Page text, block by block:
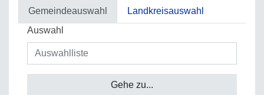
Gemeindeauswahl
Landkreisauswahl
Auswahl
Gehe zu...